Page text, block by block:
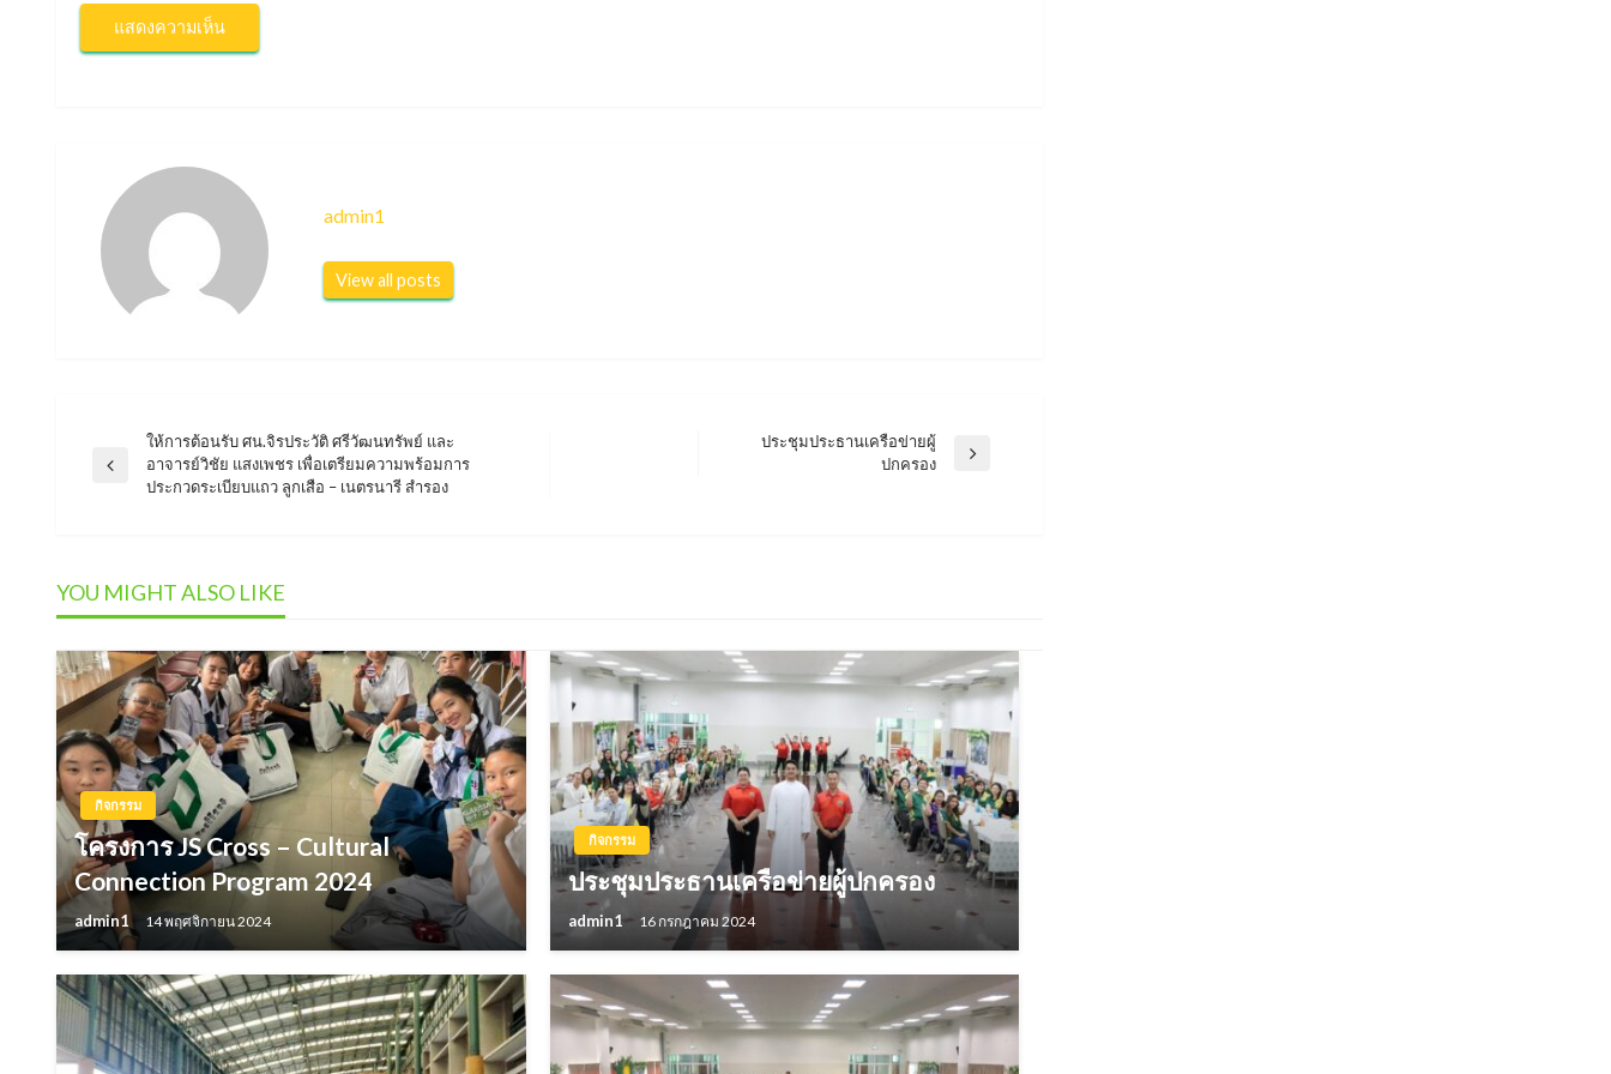
admin1
View all posts
แนะแนว
Previous
ให้การต้อนรับ ศน.จิรประวัติ ศรีวัฒนทรัพย์ และ
อาจารย์วิชัย แสงเพชร เพื่อเตรียมความพร้อมการ
ประกวดระเบียบแถว ลูกเสือ – เนตรนารี สำรอง
ประชุมประธานเครือข่ายผู้
ปกครอง
YOU MIGHT ALSO LIKE
กิจกรรม
โครงการ JS Cross – Cultural
Connection Program 2024
admin1 14 พฤศจิกายน 2024
กิจกรรม
ประชุมประธานเครือข่ายผู้ปกครอง
admin1 16 กรกฎาคม 2024